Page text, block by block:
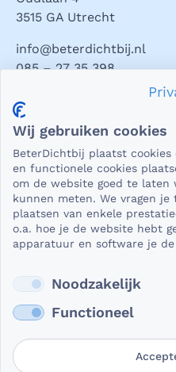
3515 GA Utrecht
info@beterdichtbij.nl
085 – 27 35 398
Privacy en veiligheid
essentieel dat die beveiligd
die gegevens niet in
op rekenen bij BeterDichtbij.
Lees verder
Wij gebruiken cookies
BeterDichtbij plaatst cookies
en functionele cookies
om de website goed te
kunnen meten. We vragen
plaatsen van enkele
o.a. hoe je de website hebt
apparatuur en software je
Noodzakelijk
Functioneel